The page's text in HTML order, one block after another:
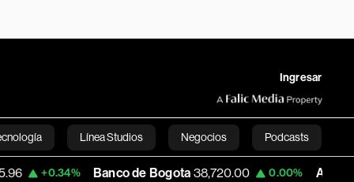
Ingresar
Línea Studios Negocios Podcasts
English
Banco de Bogota 38,720.00 0.00% Apple 305.61